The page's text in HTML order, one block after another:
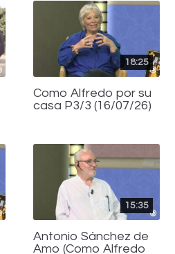
18:25
Como Alfredo por su
casa P3/3 (16/07/26)
15:35
Antonio Sánchez de
Amo (Como Alfredo